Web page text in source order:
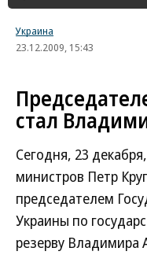
Украина
23.12.2009, 15:43
стал
Сегодня, 23
министров Петр
председателем
Украины по
резерву Владимира